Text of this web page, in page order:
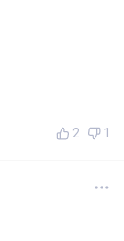
2 1